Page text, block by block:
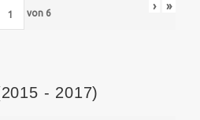
von 6
› »
- 2017)